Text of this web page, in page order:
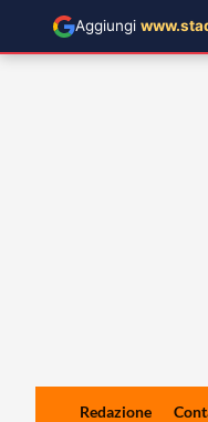
Redazione
Aggiungi